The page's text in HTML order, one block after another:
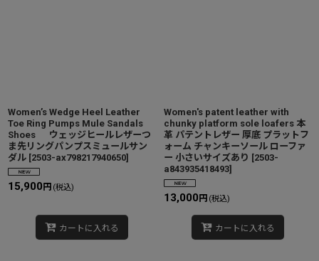
Women’s Wedge Heel Leather
Toe Ring Pumps Mule Sandals
Shoes ウェッジヒールレザーつ
ま先リングパンプスミュールサン
ダル [2503-ax798217940650]
15,900 円 (税込)
カートに入れる
Women's patent leather with
chunky platform sole loafers 本
革 パテントレザー 厚底 プラットフ
ォーム チャンキーソール ローファ
ー 小さいサイズあり [2503-
a843935418493]
13,000 円 (税込)
カートに入れる